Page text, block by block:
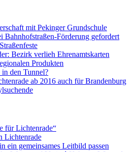
mit Pekinger Grundschule
Förderung gefordert
Bezirk verlieh Ehrenamtskarten
Produkten
in den Tunnel?
ab 2016 auch für Brandenburg
für Lichtenrade“
Lichtenrade
ein gemeinsames Leitbild passen